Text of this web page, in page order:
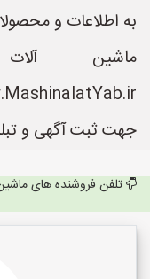
به اطلاعات و
ماشین
جهت ثبت آگهی و
تلفن فروشنده های